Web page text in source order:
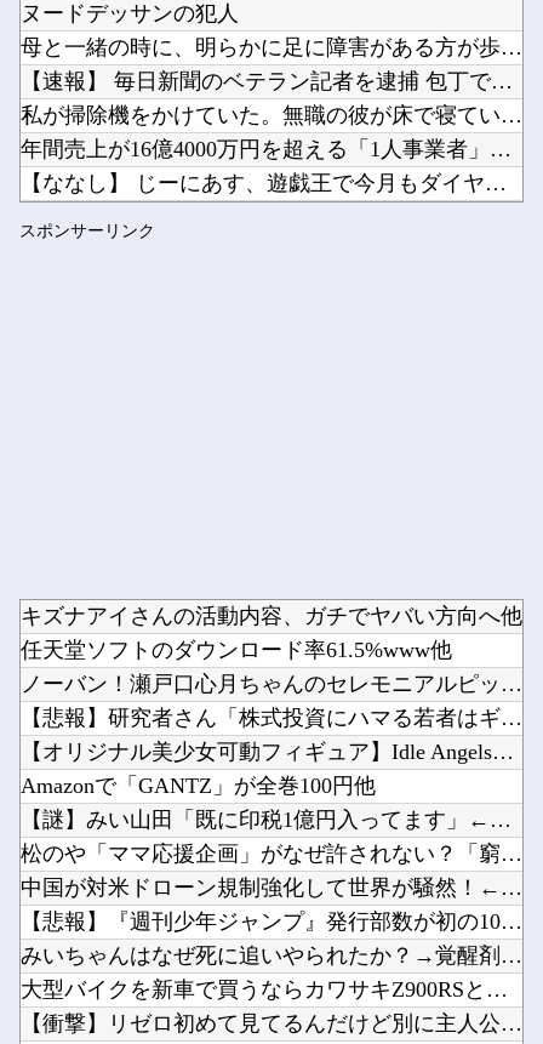
ヌードデッサンの犯人
母と一緒の時に、明らかに足に障害がある方が歩いていた。母「な...
【速報】 毎日新聞のベテラン記者を逮捕 包丁で夫を脅した容疑
私が掃除機をかけていた。無職の彼が床で寝ていた → 外では生...
年間売上が16億4000万円を超える「1人事業者」がAIの支...
【ななし】 じーにあす、遊戯王で今月もダイヤ到達！『先生もう...
スポンサーリンク
キズナアイさんの活動内容、ガチでヤバい方向へ他
任天堂ソフトのダウンロード率61.5%www他
ノーバン！瀬戸口心月ちゃんのセレモニアルピッチの様子がコチラ...
【悲報】研究者さん「株式投資にハマる若者はギャンブルにハマる...
【オリジナル美少女可動フィギュア】Idle Angels「堕...
Amazonで「GANTZ」が全巻100円他
【謎】みい山田「既に印税1億円入ってます」←こいつがネットの...
松のや「ママ応援企画」がなぜ許されない？「窮屈な世の中」に住...
中国が対米ドローン規制強化して世界が騒然！←「事実上の禁輸措...
【悲報】『週刊少年ジャンプ』発行部数が初の100万部割れ… ...
みいちゃんはなぜ死に追いやられたか？→覚醒剤の入手ルート持っ...
大型バイクを新車で買うならカワサキZ900RSとホンダCB1...
【衝撃】リゼロ初めて見てるんだけど別に主人公うざくなくね？？...